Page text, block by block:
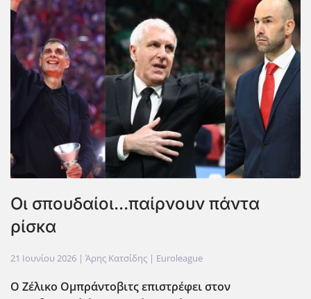
Οι σπουδαίοι...παίρνουν πάντα
ρίσκα
21 Ιουνίου 2026 | Άρης Κατσίδης | Euroleague
Ο Ζέλικο Ομπράντοβιτς επιστρέφει στον